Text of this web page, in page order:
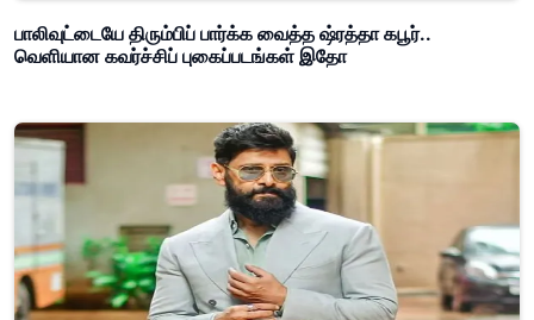
பாலிவுட்டையே திரும்பிப் பார்க்க வைத்த ஷ்ரத்தா கபூர்..
வெளியான கவர்ச்சிப் புகைப்படங்கள் இதோ